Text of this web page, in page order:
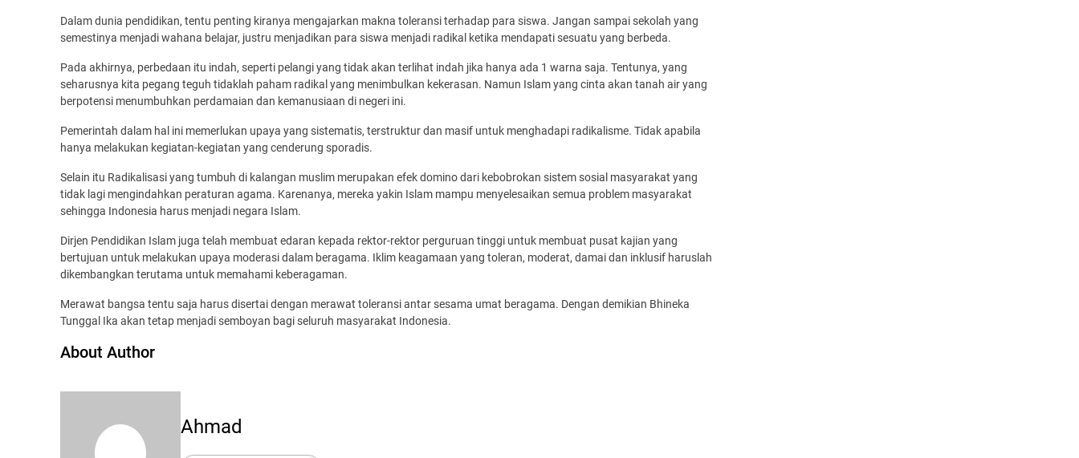
Dalam dunia pendidikan, tentu penting kiranya mengajarkan makna toleransi terhadap para siswa. Jangan sampai sekolah yang
semestinya menjadi wahana belajar, justru menjadikan para siswa menjadi radikal ketika mendapati sesuatu yang berbeda.
Pada akhirnya, perbedaan itu indah, seperti pelangi yang tidak akan terlihat indah jika hanya ada 1 warna saja. Tentunya, yang
seharusnya kita pegang teguh tidaklah paham radikal yang menimbulkan kekerasan. Namun Islam yang cinta akan tanah air yang
berpotensi menumbuhkan perdamaian dan kemanusiaan di negeri ini.
Pemerintah dalam hal ini memerlukan upaya yang sistematis, terstruktur dan masif untuk menghadapi radikalisme. Tidak apabila
hanya melakukan kegiatan-kegiatan yang cenderung sporadis.
Selain itu Radikalisasi yang tumbuh di kalangan muslim merupakan efek domino dari kebobrokan sistem sosial masyarakat yang
tidak lagi mengindahkan peraturan agama. Karenanya, mereka yakin Islam mampu menyelesaikan semua problem masyarakat
sehingga Indonesia harus menjadi negara Islam.
Dirjen Pendidikan Islam juga telah membuat edaran kepada rektor-rektor perguruan tinggi untuk membuat pusat kajian yang
bertujuan untuk melakukan upaya moderasi dalam beragama. Iklim keagamaan yang toleran, moderat, damai dan inklusif haruslah
dikembangkan terutama untuk memahami keberagaman.
Merawat bangsa tentu saja harus disertai dengan merawat toleransi antar sesama umat beragama. Dengan demikian Bhineka
Tunggal Ika akan tetap menjadi semboyan bagi seluruh masyarakat Indonesia.
About Author
Ahmad